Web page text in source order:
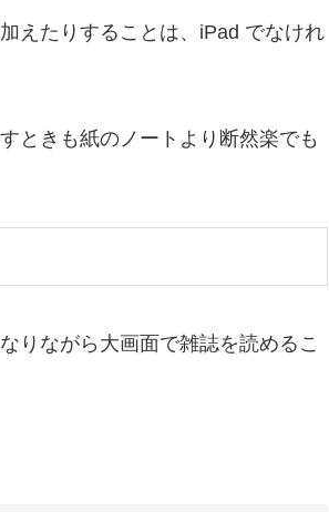
えたりすることは、iPad でなけれ
ときも紙のノートより断然楽でも
りながら大画面で雑誌を読めるこ